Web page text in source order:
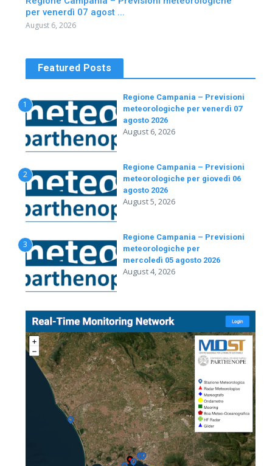
per venerdì 07 agost ...
August 6, 2026
Featured Posts
1
Regione Campania – Previsioni
meteorologiche per venerdì 07
agosto 2026
August 6, 2026
2
Regione Campania – Previsioni
meteorologiche per giovedì 06
agosto 2026
August 5, 2026
3
Regione Campania – Previsioni
meteorologiche per
mercoledì 05 agosto 2026
August 4, 2026